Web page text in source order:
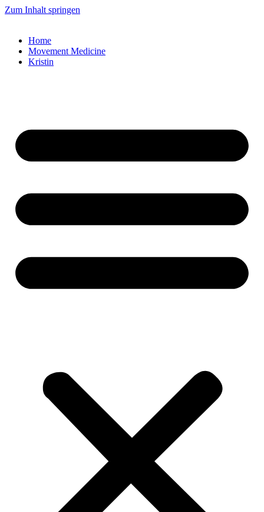
Zum Inhalt springen
Home
Movement Medicine
Kristin